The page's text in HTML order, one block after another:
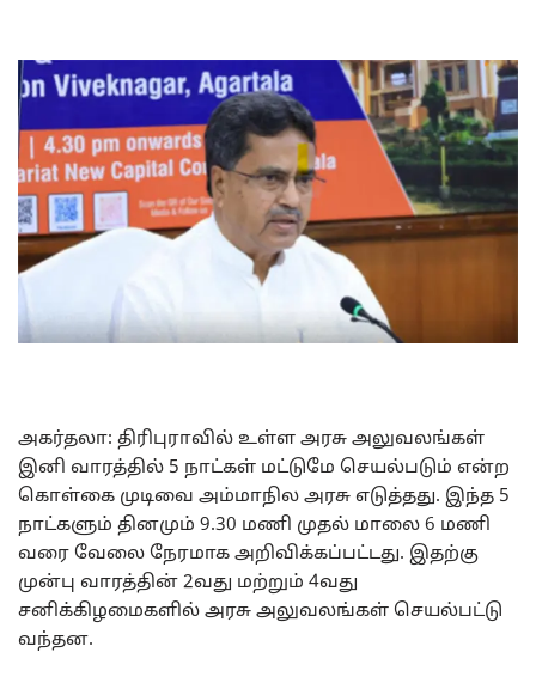
அகர்தலா: திரிபுராவில் உள்ள அரசு அலுவலங்கள்
இனி வாரத்தில் 5 நாட்கள் மட்டுமே செயல்படும் என்ற
கொள்கை முடிவை அம்மாநில அரசு எடுத்தது. இந்த 5
நாட்களும் தினமும் 9.30 மணி முதல் மாலை 6 மணி
வரை வேலை நேரமாக அறிவிக்கப்பட்டது. இதற்கு
முன்பு வாரத்தின் 2வது மற்றும் 4வது
சனிக்கிழமைகளில் அரசு அலுவலங்கள் செயல்பட்டு
வந்தன.